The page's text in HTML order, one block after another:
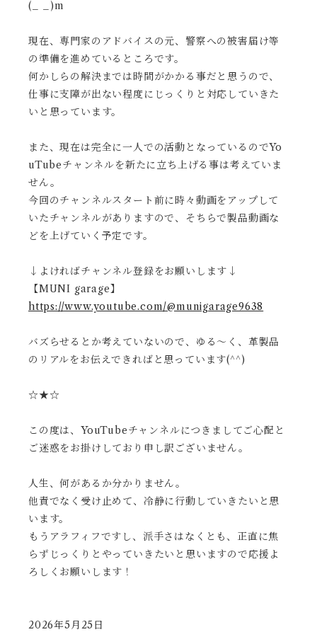
(_ _)m
現在、専門家のアドバイスの元、警察への被害届け等
の準備を進めているところです。
何かしらの解決までは時間がかかる事だと思うので、
仕事に支障が出ない程度にじっくりと対応していきた
いと思っています。
また、現在は完全に一人での活動となっているのでYo
uTubeチャンネルを新たに立ち上げる事は考えていま
せん。
今回のチャンネルスタート前に時々動画をアップして
いたチャンネルがありますので、そちらで製品動画な
どを上げていく予定です。
↓よければチャンネル登録をお願いします↓
【MUNI garage】
https://www.youtube.com/@munigarage9638
バズらせるとか考えていないので、ゆる〜く、革製品
のリアルをお伝えできればと思っています(^^)
☆★☆
この度は、YouTubeチャンネルにつきましてご心配と
ご迷惑をお掛けしており申し訳ございません。
人生、何があるか分かりません。
他責でなく受け止めて、冷静に行動していきたいと思
います。
もうアラフィフですし、派手さはなくとも、正直に焦
らずじっくりとやっていきたいと思いますので応援よ
ろしくお願いします！
2026年5月25日